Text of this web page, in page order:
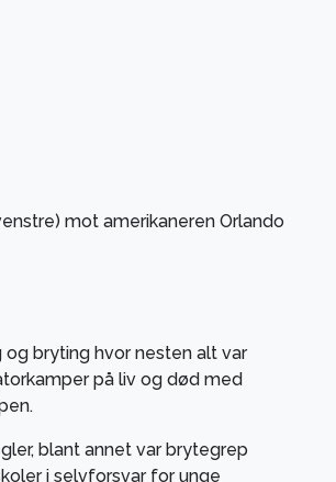
mot amerikaneren Orlando
og bryting hvor nesten alt var
på liv og død med
blant annet var brytegrep
i selvforsvar for unge